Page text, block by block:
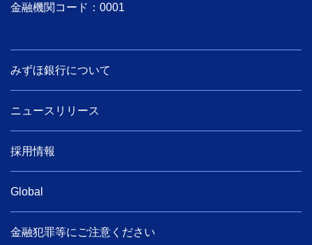
金融機関コード：0001
みずほ銀行について
ニュースリリース
採用情報
Global
金融犯罪等にご注意ください